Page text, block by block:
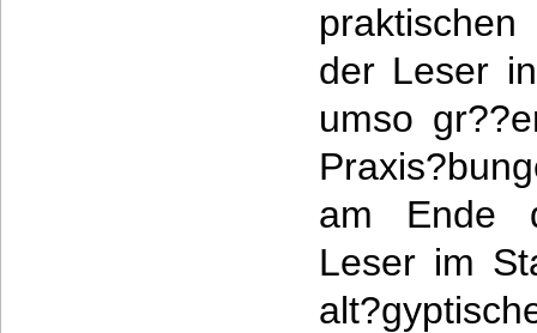
der Leser
umso
am Ende
Leser im